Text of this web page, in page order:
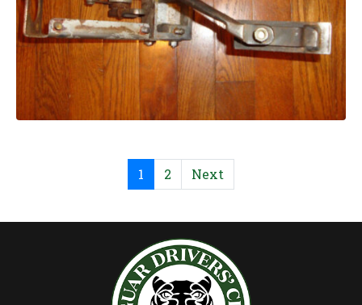
1 2 Next